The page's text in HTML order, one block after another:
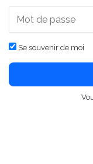
Se souvenir de moi